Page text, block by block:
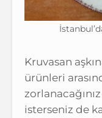
Kruvasan
ürünleri
isterseniz de